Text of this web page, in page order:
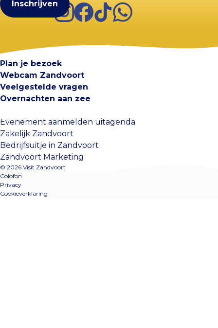
InstagramFacebook
TikTokWhatsApp
Plan je bezoek
Webcam Zandvoort
Veelgestelde vragen
Overnachten aan zee
Evenement aanmelden uitagenda
Zakelijk Zandvoort
Bedrijfsuitje in Zandvoort
Zandvoort Marketing
© 2026 Visit Zandvoort
Colofon
Privacy
Cookieverklaring